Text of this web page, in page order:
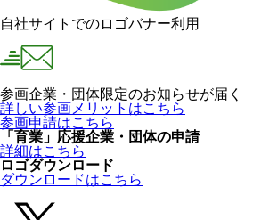
自社サイトでのロゴバナー利用
参画企業・団体限定のお知らせが届く
詳しい参画メリットはこちら
参画申請はこちら
「育業」応援企業・団体の申請
詳細はこちら
ロゴダウンロード
ダウンロードはこちら